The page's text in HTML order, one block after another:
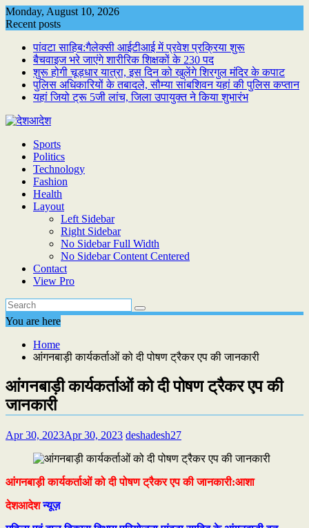
Skip
to
Monday, August 10, 2026
Recent posts
पांवटा साहिब:गैलेक्सी आईटीआई में प्रवेश प्रक्रिया शुरू
बैचवाइज भरे जाएंगे शारीरिक शिक्षकों के 230 पद
शुरू होगी चूड़धार यात्रा, इस दिन को खुलेंगे शिरगुल मंदिर के कपाट
पुलिस अधिकारियों के तबादले, सौम्या सांबशिवन यहां की पुलिस कप्तान
यहां जियो ट्रू 5जी लांच, जिला उपायुक्त ने किया शुभारंभ
Sports
Politics
Technology
Fashion
Health
Layout
Left Sidebar
Right Sidebar
No Sidebar Full Width
No Sidebar Content Centered
Contact
View Pro
You are here
Home
आंगनबाड़ी कार्यकर्ताओं को दी पोषण ट्रैकर एप की जानकारी
आंगनबाड़ी कार्यकर्ताओं को दी पोषण ट्रैकर एप की
जानकारी
Apr 30, 2023Apr 30, 2023 deshadesh27
आंगनबाड़ी कार्यकर्ताओं को दी पोषण ट्रैकर एप की जानकारी:आशा
देशआदेशन्यूज़